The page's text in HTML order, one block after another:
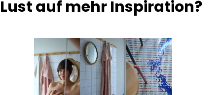
Lust auf mehr Inspiration?